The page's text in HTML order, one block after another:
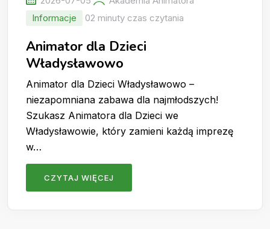
Informacje
02 minuty czas czytania
Animator dla Dzieci
Władysławowo
Animator dla Dzieci Władysławowo –
niezapomniana zabawa dla najmłodszych!
Szukasz Animatora dla Dzieci we
Władysławowie, który zamieni każdą imprezę
w…
CZYTAJ WIĘCEJ